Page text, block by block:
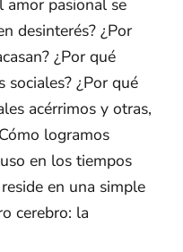
desinterés? ¿Por
¿Por qué
sociales? ¿Por qué
acérrimos y otras,
logramos
en los tiempos
en una simple
cerebro: la